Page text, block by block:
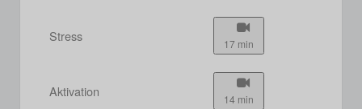
Stress 17 min
Aktivation 14 min